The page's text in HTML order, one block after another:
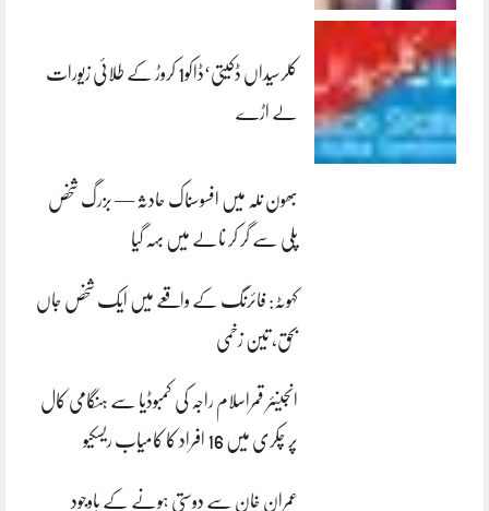
کلرسیداں ڈکیتی‘ڈاکو1 کروڑ کے طلائی زیورات
لے اڑے
بھون نلہ میں افسوسناک حادثہ — بزرگ شخص
پلی سے گر کر نالے میں بہہ گیا
کہوٹہ: فائرنگ کے واقعے میں ایک شخص جاں
بحق، تین زخمی
انجینئر قمراسلام راجہ کی کمبوڈیا سے ہنگامی کال
پر چکری میں 16 افراد کا کامیاب ریسکیو
عمران خان سے دوستی ہونے کے باوجود